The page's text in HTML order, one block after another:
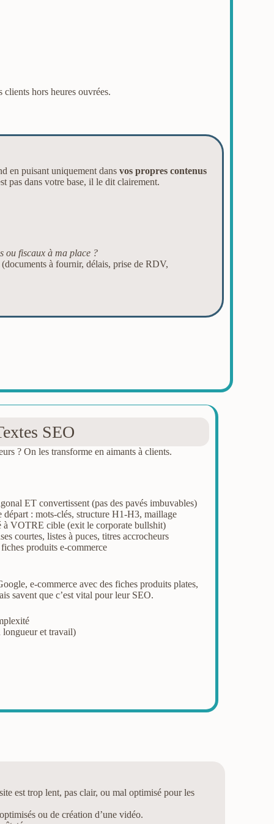
hors heures ouvrées.
en puisant uniquement dansvos propres contenus
pas dans votre base, il le dit clairement.
ou fiscaux à ma place ?
à fournir, délais, prise de RDV,
SEO
? On les transforme en aimants à clients.
ET convertissent (pas des pavés imbuvables)
départ : mots-clés, structure H1-H3, maillage
à VOTRE cible (exit le corporate bullshit)
courtes, listes à puces, titres accrocheurs
produits e-commerce
e-commerce avec des fiches produits plates,
savent que c’est vital pour leur SEO.
et travail)
est trop lent, pas clair, ou mal optimisé pour les
ou de création d’une vidéo.